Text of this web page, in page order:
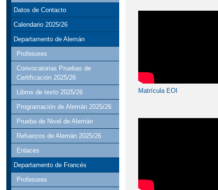
Datos de Contacto
Calendario 2025/26
Departamento de Alemán
Profesores
Convocatorias Pruebas de
Certificación 2025/26
Libros de texto 2025/26
Programación de Alemán 2025/26
Prueba de Nivel de Alemán
Refuerzos de Alemán 2025/26
Enlaces
Departamento de Francés
Profesores
Matrícula EOI